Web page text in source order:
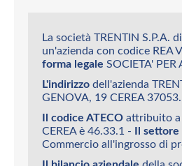
La società TRENTIN S.P.A.
un'azienda con codice REA
forma legale SOCIETA' PER
L'indirizzo dell'azienda
GENOVA, 19 CEREA 37053.
Il codice ATECO attribuito a
CEREA è 46.33.1 - Il settore
Commercio all'ingrosso di